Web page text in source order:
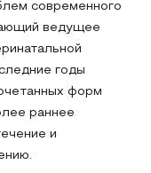
современного
ведущее
годы
форм
раннее
и